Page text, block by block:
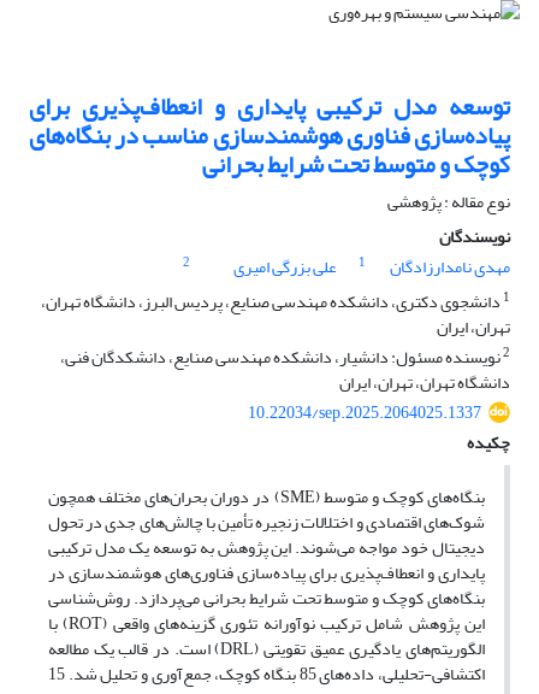
توسعه مدل ترکیبی پایداری و انعطاف‌پذیری برای
پیاده‌سازی فناوری هوشمندسازی مناسب در بنگاه‌های
کوچک و متوسط تحت شرایط بحرانی
نوع مقاله : پژوهشی
نویسندگان
مهدی نامدارزادگان
1 علی بزرگی امیری
2
1 دانشجوی دکتری، دانشکده مهندسی صنایع، پردیس البرز، دانشگاه تهران،
تهران، ایران
2نویسنده مسئول: دانشیار، دانشکده مهندسی صنایع، دانشکدگان فنی،
دانشگاه تهران، تهران، ایران
10.22034/sep.2025.2064025.1337
چکیده
بنگاه‌های کوچک و متوسط (SME) در دوران بحران‌های مختلف همچون
شوک‌های اقتصادی و اختلالات زنجیره تأمین با چالش‌های جدی در تحول
دیجیتال خود مواجه می‌شوند. این پژوهش به توسعه یک مدل ترکیبی
پایداری و انعطاف‌پذیری برای پیاده‌سازی فناوری‌های هوشمندسازی در
بنگاه‌های کوچک و متوسط تحت شرایط بحرانی می‌پردازد. روش‌شناسی
این پژوهش شامل ترکیب نوآورانه تئوری گزینه‌های واقعی (ROT) با
الگوریتم‌های یادگیری عمیق تقویتی (DRL) است. در قالب یک مطالعه
اکتشافی-تحلیلی، داده‌های 85 بنگاه کوچک، جمع‌آوری و تحلیل شد. 15